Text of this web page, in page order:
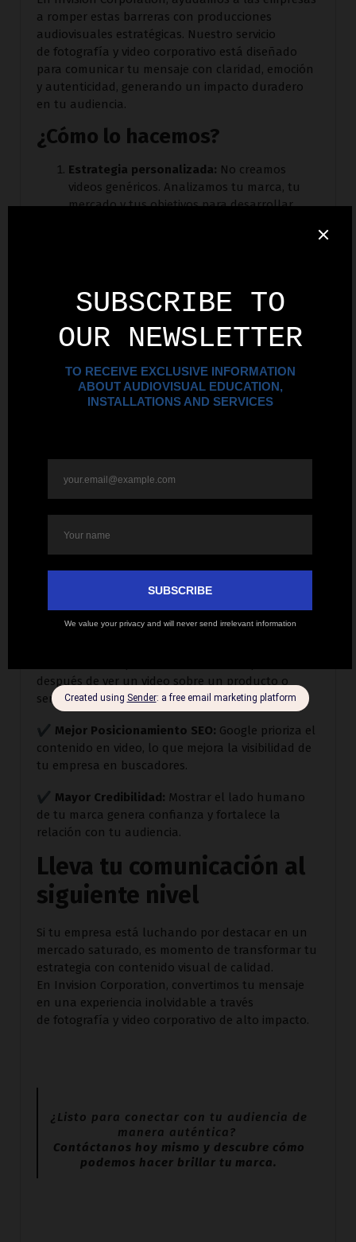
a romper estas barreras con producciones
audiovisuales estratégicas. Nuestro servicio
de fotografía y video corporativo está diseñado
para comunicar tu mensaje con claridad, emoción
y autenticidad, generando un impacto duradero
en tu audiencia.
¿Cómo lo hacemos?
Estrategia personalizada: No creamos
videos genéricos. Analizamos tu marca, tu
mercado y tus objetivos para desarrollar
expertos en dirección, grabación y edición
para asegurar un resultado impecable.
Storytelling visual:Usamos el poder de la
narrativa para transmitir los valores de tu
tus clientes potenciales.
Optimización para conversión:Diseñamos
Beneficios de usar video
corporativo en tu
estrategia
80% más de interacción en redes sociales y
páginas web.
después de ver un video sobre un producto o
servicio.
✔ Mejor Posicionamiento SEO: Google prioriza el
contenido en video, lo que mejora la visibilidad de
tu empresa en buscadores.
✔ Mayor Credibilidad: Mostrar el lado humano
de tu marca genera confianza y fortalece la
relación con tu audiencia.
Lleva tu comunicación al
siguiente nivel
Si tu empresa está luchando por destacar en un
mercado saturado, es momento de transformar tu
estrategia con contenido visual de calidad.
En Invision Corporation, convertimos tu mensaje
en una experiencia inolvidable a través
de fotografía y video corporativo de alto impacto.
¿Listo para conectar con tu audiencia de
manera auténtica?
Contáctanos hoy mismo y descubre cómo
podemos hacer brillar tu marca.